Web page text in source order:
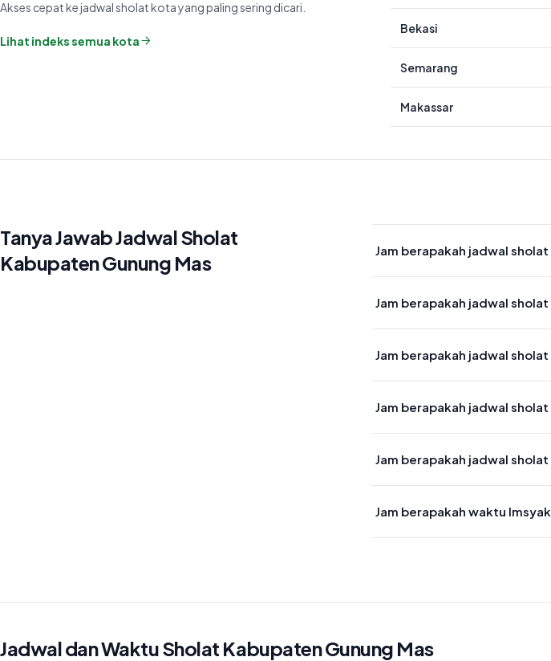
Akses cepat ke jadwal sholat kota yang paling sering dicari.
Lihat indeks semua kota
Bekasi
Semarang
Makassar
Tanya Jawab Jadwal Sholat
Kabupaten Gunung Mas
Jam berapakah jadwal
Jam berapakah jadwal
Jam berapakah jadwal
Jam berapakah jadwal
Jam berapakah jadwal
Jam berapakah waktu
Jadwal dan Waktu Sholat Kabupaten Gunung Mas